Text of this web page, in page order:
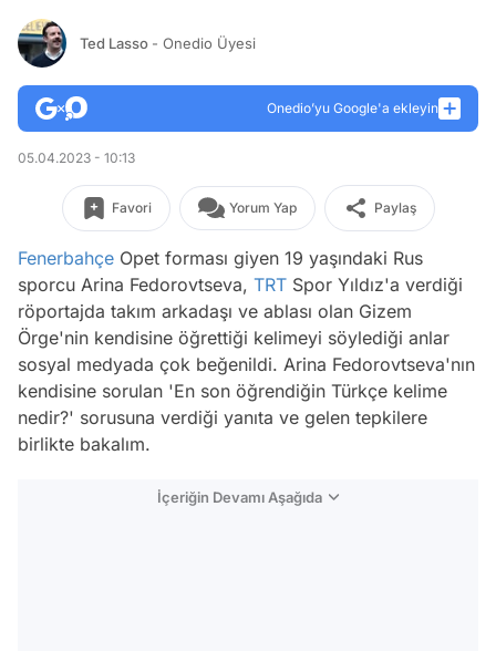
Ted Lasso - Onedio Üyesi
Onedio’yu Google'a ekleyin
05.04.2023 - 10:13
Favori Yorum Yap Paylaş
Fenerbahçe Opet forması giyen 19 yaşındaki Rus
sporcu Arina Fedorovtseva, TRT Spor Yıldız'a verdiği
röportajda takım arkadaşı ve ablası olan Gizem
Örge'nin kendisine öğrettiği kelimeyi söylediği anlar
sosyal medyada çok beğenildi. Arina Fedorovtseva'nın
kendisine sorulan 'En son öğrendiğin Türkçe kelime
nedir?' sorusuna verdiği yanıta ve gelen tepkilere
birlikte bakalım.
İçeriğin Devamı Aşağıda